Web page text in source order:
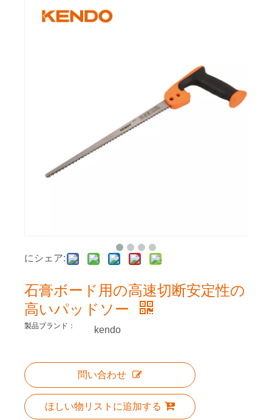
にシェア:
石膏ボード用の高速切断安定性の
高いパッドソー
製品ブランド： kendo
問い合わせ
ほしい物リストに追加する